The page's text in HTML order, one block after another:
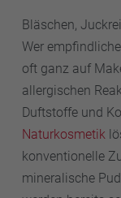
Bläschen,
Wer
oft ganz auf
allergischen
Duftstoffe und
Naturkosmetik
konventionelle
mineralische